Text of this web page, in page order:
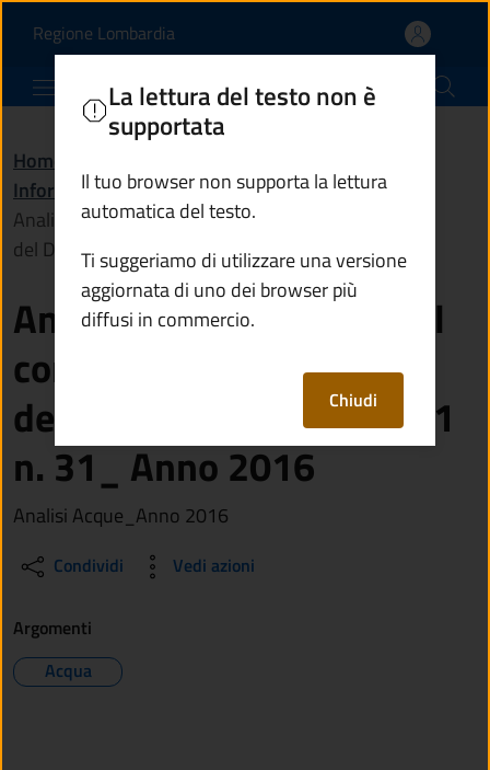
Analisi acque destinate
Regione Lombardia(apre in un'altra scheda).
Comune di Monno
Home
Informazioni istituzionali /
Analisi acque destinate al consumo umano ai sensi
del D.Lgs. 2 febbraio 2001 n. 31_ Anno 2016
Analisi acque destinate al
consumo umano ai sensi
del D.Lgs. 2 febbraio 2001
n. 31_ Anno 2016
Analisi Acque_Anno 2016
Condividi Vedi azioni
La lettura del testo non è
supportata
Il tuo browser non supporta la lettura
automatica del testo.
Ti suggeriamo di utilizzare una versione
aggiornata di uno dei browser più
diffusi in commercio.
Chiudi
Argomenti
Acqua